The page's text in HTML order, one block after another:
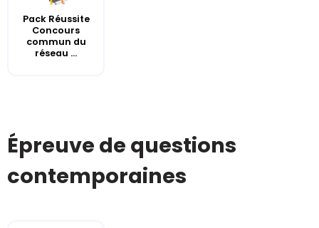
Pack Réussite
Concours
commun du
réseau ...
Épreuve de questions
contemporaines